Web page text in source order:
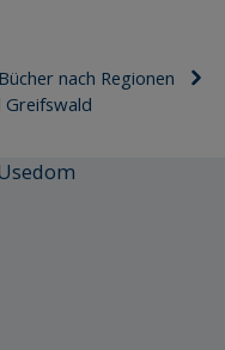
Bücher nach Regionen
Greifswald
überspringen